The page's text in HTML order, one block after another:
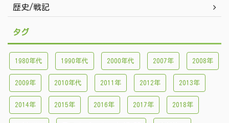
歴史/戦記
タグ
1980年代 1990年代 2000年代 2007年 2008年
2009年 2010年代 2011年 2012年 2013年
2014年 2015年 2016年 2017年 2018年